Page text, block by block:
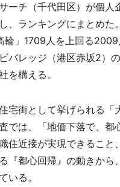
ーチ（千代田区）が個人
、ランキングにまとめた
輪」1709人を上回る
バレッジ（港区赤坂2）
を構える。
宅街として挙げられる「
では、「地価下落で、
住近接が実現できること
『都心回帰』の動きから
いる。